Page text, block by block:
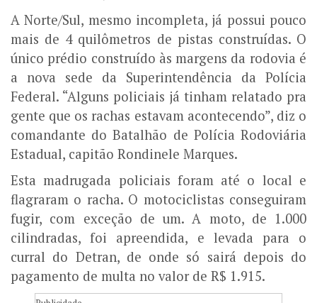
A Norte/Sul, mesmo incompleta, já possui pouco
mais de 4 quilômetros de pistas construídas. O
único prédio construído às margens da rodovia é
a nova sede da Superintendência da Polícia
Federal. “Alguns policiais já tinham relatado pra
gente que os rachas estavam acontecendo”, diz o
comandante do Batalhão de Polícia Rodoviária
Estadual, capitão Rondinele Marques.
Esta madrugada policiais foram até o local e
flagraram o racha. O motociclistas conseguiram
fugir, com exceção de um. A moto, de 1.000
cilindradas, foi apreendida, e levada para o
curral do Detran, de onde só sairá depois do
pagamento de multa no valor de R$ 1.915.